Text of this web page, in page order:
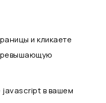
и кликаете
в вашем